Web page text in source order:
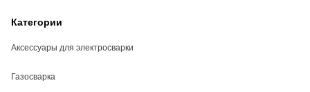
Категории
Аксессуары для электросварки
Газосварка